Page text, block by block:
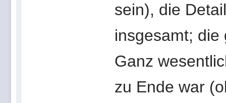
sein), die
insgesamt; die
Ganz
zu Ende war